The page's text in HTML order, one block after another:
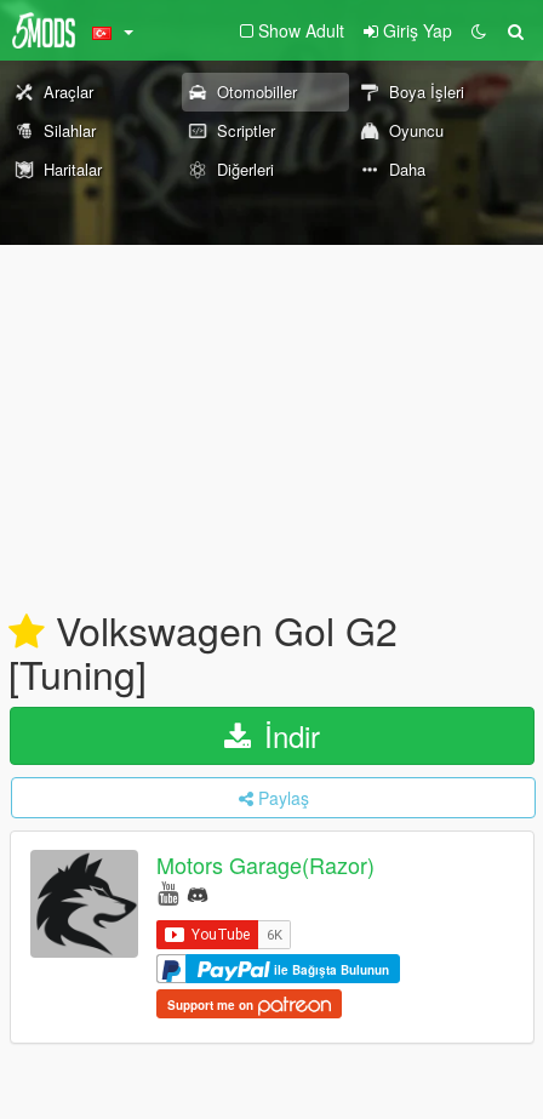
Show Adult Giriş Yap
Araçlar Otomobiller
Boya İşleri
Silahlar
Scriptler
Oyuncu
Haritalar
Diğerleri Daha
Volkswagen Gol G2
[Tuning]
İndir
Paylaş
Motors Garage(Razor)
ile Bağışta Bulunun
Support me on